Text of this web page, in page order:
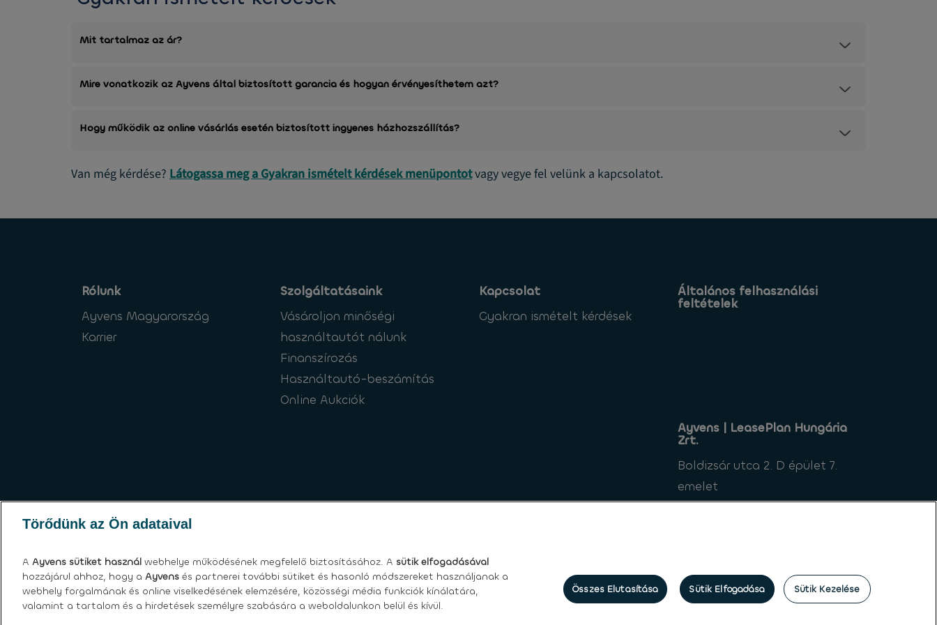
Mit tartalmaz az ár?
Mire vonatkozik az Ayvens által biztosított garancia és hogyan érvényesíthetem azt?
Hogy működik az online vásárlás esetén biztosított ingyenes házhozszállítás?
Van még kérdése? Látogassa meg a Gyakran ismételt kérdések menüpontotvagy vegye fel velünk a kapcsolatot.
Rólunk
Ayvens Magyarország
Karrier
Szolgáltatásaink
Vásároljon minőségi
használtautót nálunk
Finanszírozás
Használtautó-beszámítás
Online Aukciók
Kapcsolat
Gyakran ismételt kérdések
Általános felhasználási
feltételek
Ayvens | LeasePlan Hungária
Zrt.
Boldizsár utca 2. D épület 7.
emelet
1112 Budapest
Törődünk az Ön adataival
A Ayvens sütiket használ webhelye működésének megfelelő biztosításához. A sütik elfogadásával
hozzájárul ahhoz, hogy a Ayvens és partnerei további sütiket és hasonló módszereket használjanak a
webhely forgalmának és online viselkedésének elemzésére, közösségi média funkciók kínálatára,
valamint a tartalom és a hirdetések személyre szabására a weboldalunkon belül és kívül.
Sütik Kezelése
Összes Elutasítása Sütik Elfogadása